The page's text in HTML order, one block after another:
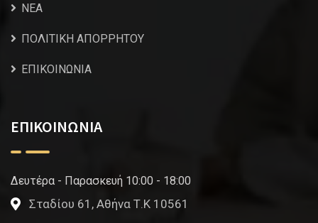
NEA
ΠΟΛΙΤΙΚΗ ΑΠΟΡΡΗΤΟΥ
ΕΠΙΚΟΙΝΩΝΙΑ
ΕΠΙΚΟΙΝΩΝΙΑ
Δευτέρα - Παρασκευή 10:00 - 18:00
Σταδίου 61, Αθήνα Τ.Κ 10561